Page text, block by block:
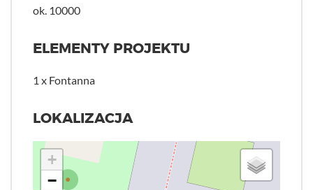
ok. 10000
ELEMENTY PROJEKTU
1 x Fontanna
LOKALIZACJA
+
−